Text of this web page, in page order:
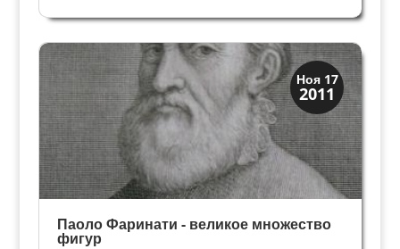
- Франческо 18 лет, проживает с родителями и
братом Антонио. Их отец Доменико со своими
двумя сыновьями...
Ноя 17
2011
Искусство
Художники
Паоло Фаринати - великое множество
фигур